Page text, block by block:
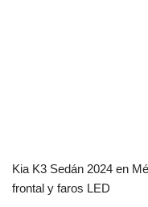
Kia K3 Sedán 2024 en
frontal y faros LED